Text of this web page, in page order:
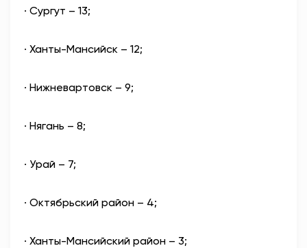
· Сургут – 13;
· Ханты-Мансийск – 12;
· Нижневартовск – 9;
· Нягань – 8;
· Урай – 7;
· Октябрьский район – 4;
· Ханты-Мансийский район – 3;